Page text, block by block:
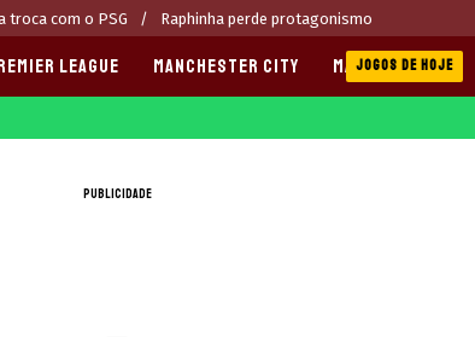
troca com o PSG Raphinha perde protagonismo
LEAGUE MANCHESTER CITY MANCHESTER
JOGOS DE HOJE
PUBLICIDADE